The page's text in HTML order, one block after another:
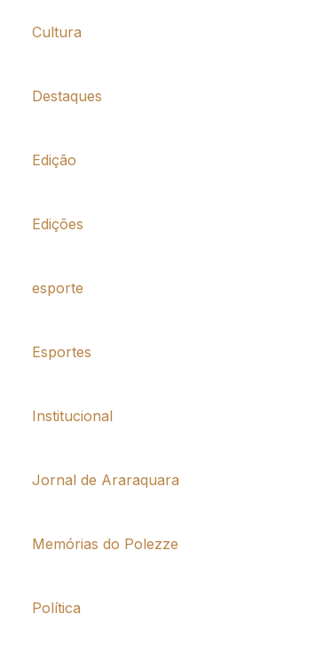
Cultura
Destaques
Edição
Edições
esporte
Esportes
Institucional
Jornal de Araraquara
Memórias do Polezze
Política